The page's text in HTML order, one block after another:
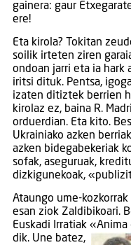
gainera: gaur
ere!
Eta kirola? Tokitan
soilik irteten ziren
ondoan jarri eta ia hark
iritsi dituk. Pentsa,
izaten ditiztek berrien
kirolaz ez, baina R.
orduerdian. Eta kito.
Ukrainiako azken
azken bidegabekeriak
sofak, aseguruak,
dizkigunekoak,
Ataungo ume-
esan ziok Zaldibikoari.
Euskadi Irratiak
dik. Une batez,